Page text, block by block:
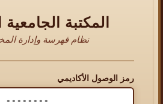
المكتبة
نظام فهرسة وإدارة
رمز الوصول الأكاديمي